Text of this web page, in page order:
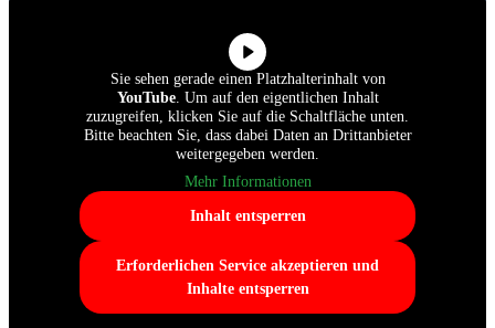
Sie sehen gerade einen Platzhalterinhalt von
YouTube. Um auf den eigentlichen Inhalt
zuzugreifen, klicken Sie auf die Schaltfläche unten.
Bitte beachten Sie, dass dabei Daten an Drittanbieter
weitergegeben werden.
Mehr Informationen
Inhalt entsperren
Erforderlichen Service akzeptieren und
Inhalte entsperren